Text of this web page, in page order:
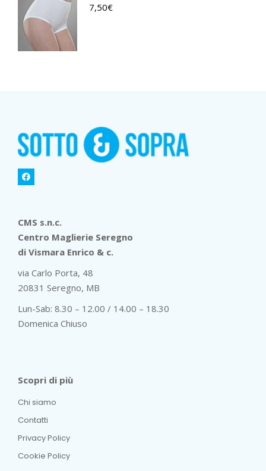
7,50€
CMS s.n.c.
Centro Maglierie Seregno
di Vismara Enrico & c.
via Carlo Porta, 48
20831 Seregno, MB
Lun-Sab: 8.30 – 12.00 / 14.00 – 18.30
Domenica Chiuso
Scopri di più
Chi siamo
Contatti
Privacy Policy
Cookie Policy